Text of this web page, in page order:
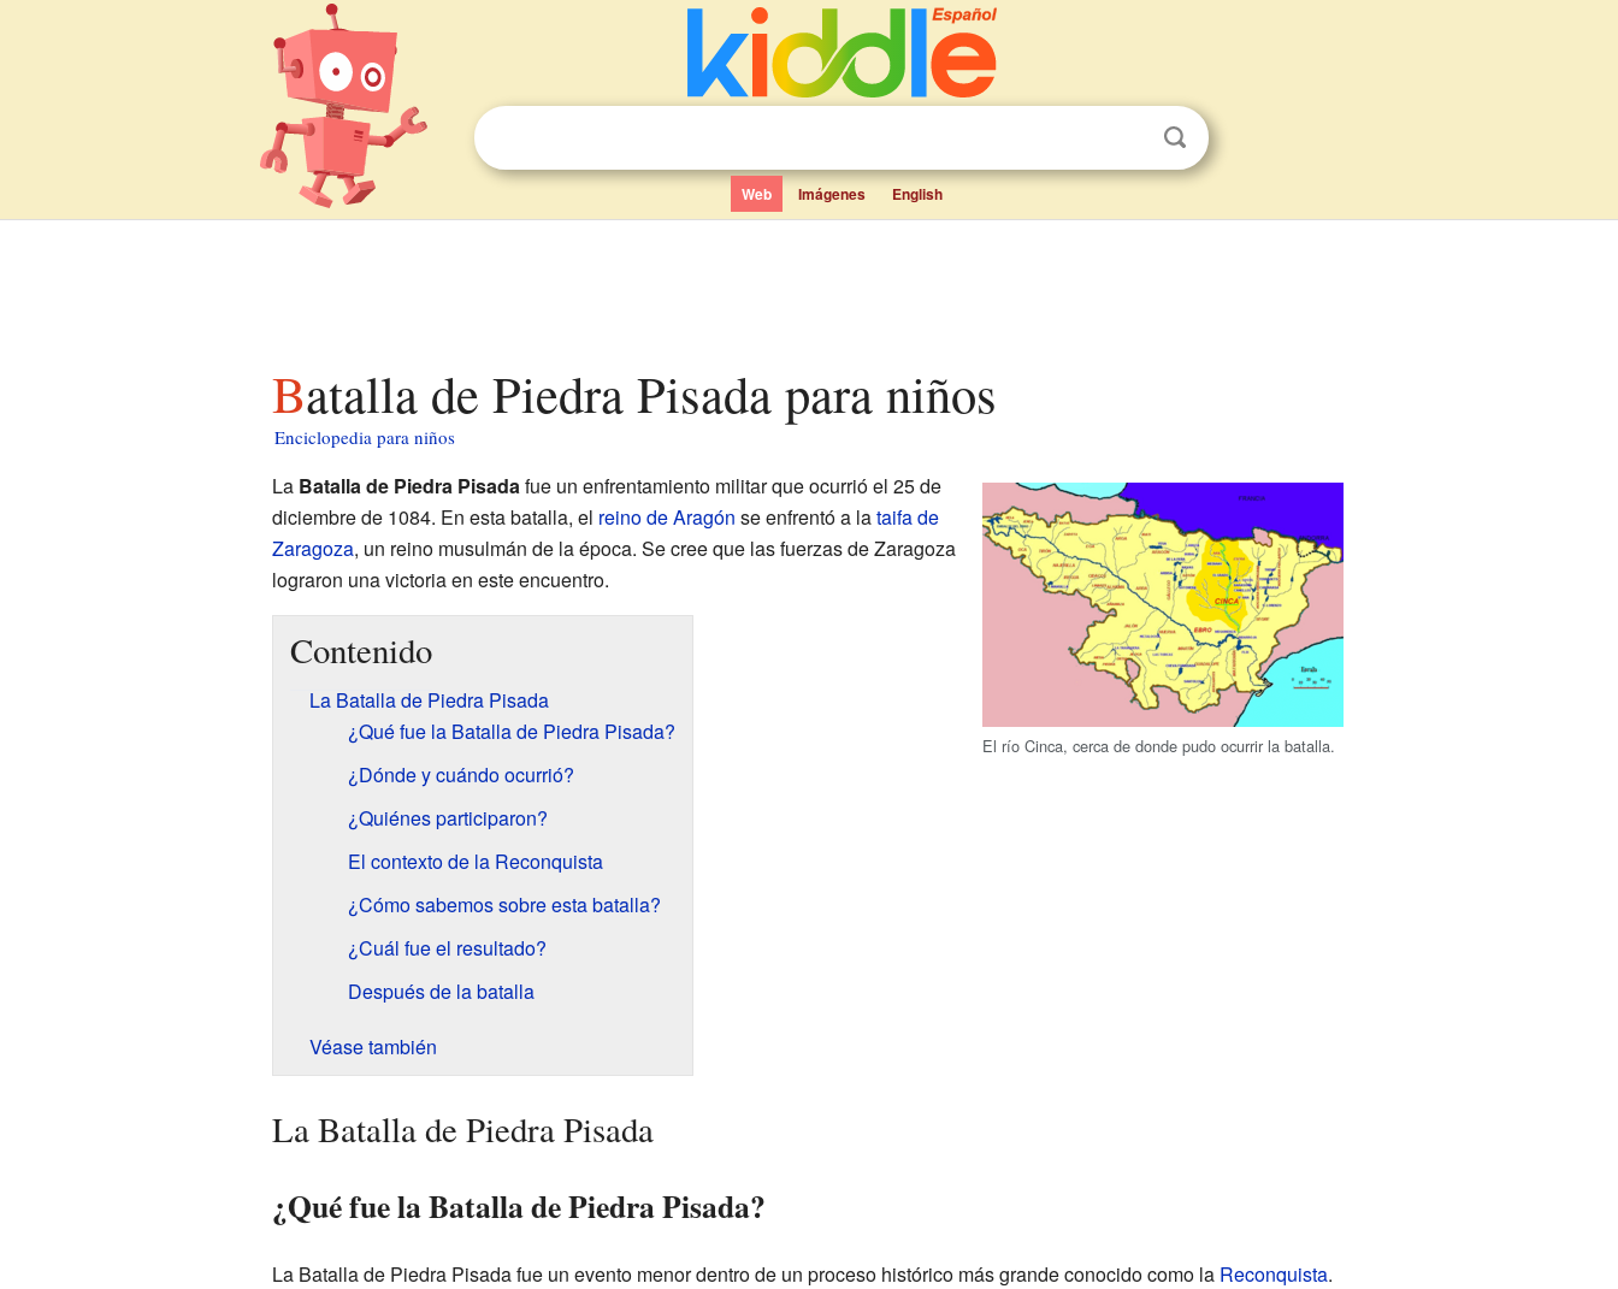
Web Imágenes English
Batalla de Piedra Pisada para niños
Enciclopedia para niños
El río Cinca, cerca de donde pudo ocurrir la batalla.
La Batalla de Piedra Pisadafue un enfrentamiento militar que ocurrió el 25 de
diciembre de 1084. En esta batalla, el reino de Aragón se enfrentó a lataifa de
Zaragoza, un reino musulmán de la época. Se cree que las fuerzas de Zaragoza
lograron una victoria en este encuentro.
Contenido
La Batalla de Piedra Pisada
¿Qué fue la Batalla de Piedra Pisada?
¿Dónde y cuándo ocurrió?
¿Quiénes participaron?
El contexto de la Reconquista
¿Cómo sabemos sobre esta batalla?
¿Cuál fue el resultado?
Después de la batalla
Véase también
La Batalla de Piedra Pisada
¿Qué fue la Batalla de Piedra Pisada?
La Batalla de Piedra Pisada fue un evento menor dentro de un proceso histórico más grande conocido como la Reconquista.